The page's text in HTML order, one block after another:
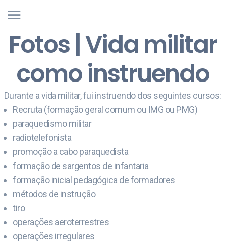
Fotos | Vida militar
como instruendo
Durante a vida militar, fui instruendo dos seguintes cursos:
Recruta (formação geral comum ou IMG ou PMG)
paraquedismo militar
radiotelefonista
promoção a cabo paraquedista
formação de sargentos de infantaria
formação inicial pedagógica de formadores
métodos de instrução
tiro
operações aeroterrestres
operações irregulares